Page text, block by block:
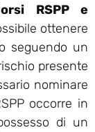
RSPP e
ottenere
seguendo un
presente
nominare
occorre in
di un